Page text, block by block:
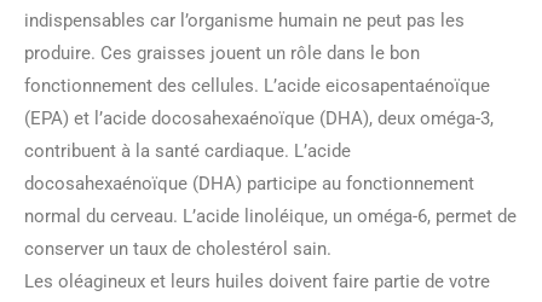
indispensables car l’organisme humain ne peut pas les
produire. Ces graisses jouent un rôle dans le bon
fonctionnement des cellules. L’acide eicosapentaénoïque
(EPA) et l’acide docosahexaénoïque (DHA), deux oméga-3,
contribuent à la santé cardiaque. L’acide
docosahexaénoïque (DHA) participe au fonctionnement
normal du cerveau. L’acide linoléique, un oméga-6, permet de
conserver un taux de cholestérol sain.
Les oléagineux et leurs huiles doivent faire partie de votre